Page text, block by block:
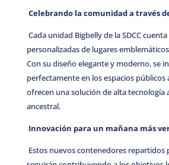
Celebrando la comunidad a través
Cada unidad Bigbelly de la SDCC
personalizadas de lugares
Con su diseño elegante y moderno, se
perfectamente en los espacios públicos
ofrecen una solución de alta tecnología
ancestral.
Innovación para un mañana más
Estos nuevos contenedores repartidos